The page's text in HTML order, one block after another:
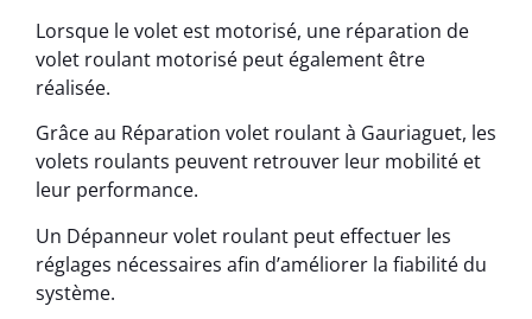
Lorsque le volet est motorisé, une réparation de
volet roulant motorisé peut également être
réalisée.
Grâce au Réparation volet roulant à Gauriaguet, les
volets roulants peuvent retrouver leur mobilité et
leur performance.
Un Dépanneur volet roulant peut effectuer les
réglages nécessaires afin d’améliorer la fiabilité du
système.